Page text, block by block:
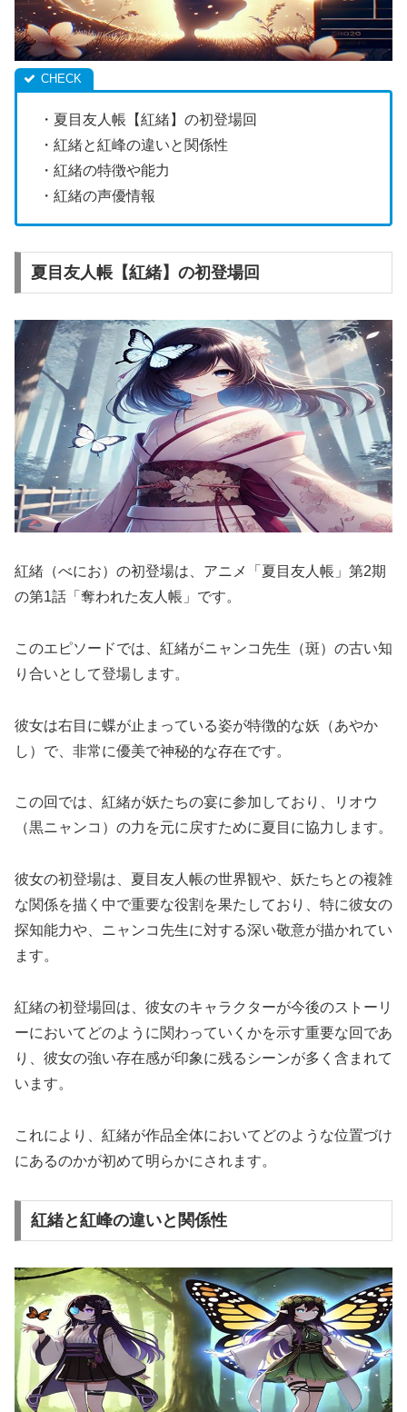
・夏目友人帳【紅緒】の初登場回
・紅緒と紅峰の違いと関係性
・紅緒の特徴や能力
・紅緒の声優情報
夏目友人帳【紅緒】の初登場回
紅緒（べにお）の初登場は、アニメ「夏目友人帳」第2期
の第1話「奪われた友人帳」です。
このエピソードでは、紅緒がニャンコ先生（斑）の古い知
り合いとして登場します。
彼女は右目に蝶が止まっている姿が特徴的な妖（あやか
し）で、非常に優美で神秘的な存在です。
この回では、紅緒が妖たちの宴に参加しており、リオウ
（黒ニャンコ）の力を元に戻すために夏目に協力します。
彼女の初登場は、夏目友人帳の世界観や、妖たちとの複雑
な関係を描く中で重要な役割を果たしており、特に彼女の
探知能力や、ニャンコ先生に対する深い敬意が描かれてい
ます。
紅緒の初登場回は、彼女のキャラクターが今後のストーリ
ーにおいてどのように関わっていくかを示す重要な回であ
り、彼女の強い存在感が印象に残るシーンが多く含まれて
います。
これにより、紅緒が作品全体においてどのような位置づけ
にあるのかが初めて明らかにされます。
紅緒と紅峰の違いと関係性